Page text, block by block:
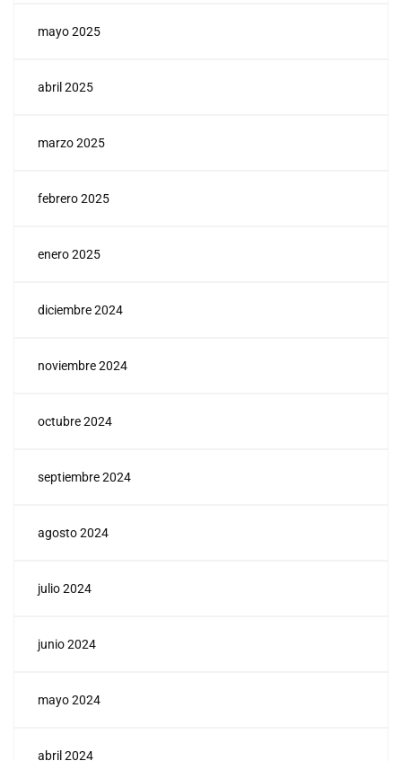
mayo 2025
abril 2025
marzo 2025
febrero 2025
enero 2025
diciembre 2024
noviembre 2024
octubre 2024
septiembre 2024
agosto 2024
julio 2024
junio 2024
mayo 2024
abril 2024